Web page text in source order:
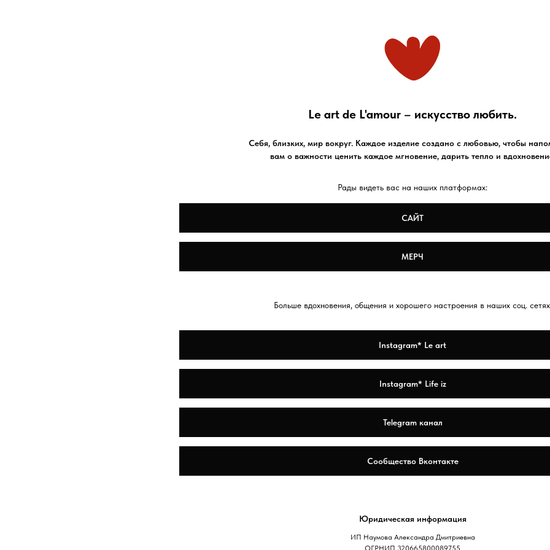
Le art de L'amour – искусство любить.
Себя, близких, мир вокруг. Каждое изделие создано с любовью, чтобы
вам о важности ценить каждое мгновение, дарить тепло и
Рады видеть вас на наших платформах:
САЙТ
МЕРЧ
Больше вдохновения, общения и хорошего настроения в наших соц.
Instagram* Le art
Instagram* Life iz
Telegram канал
Сообщество Вконтакте
Юридическая информация
ИП Наумова Александра Дмитриевна
ОГРНИП 320665800089755